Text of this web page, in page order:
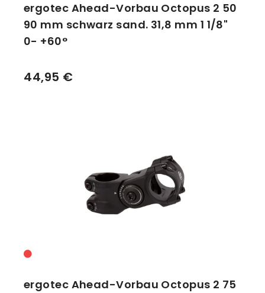
ergotec Ahead-Vorbau Octopus 2 50
90 mm schwarz sand. 31,8 mm 1 1/8"
0- +60°
44,95 €
ergotec Ahead-Vorbau Octopus 2 75